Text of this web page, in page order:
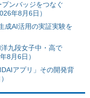
ンバッジをつなぐ
年8月6日）
成AI活用の実証実験を
九段女子中・高で
8月6日）
アプリ」その開発背